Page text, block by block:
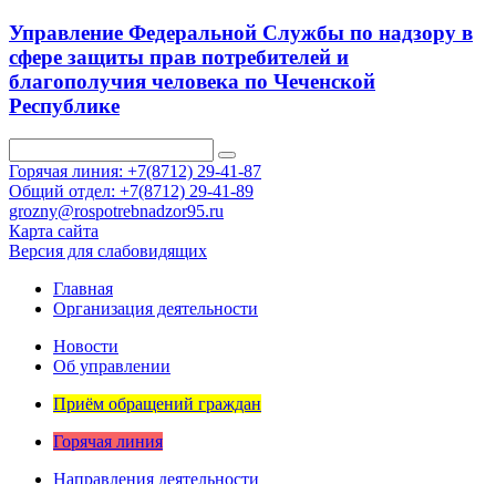
Управление Федеральной Службы по надзору в
сфере защиты прав потребителей и
благополучия человека по Чеченской
Республике
Горячая линия: +7(8712) 29-41-87
Общий отдел: +7(8712) 29-41-89
grozny@rospotrebnadzor95.ru
Карта сайта
Версия для слабовидящих
Главная
Организация деятельности
Новости
Об управлении
Приём обращений граждан
Горячая линия
Направления деятельности